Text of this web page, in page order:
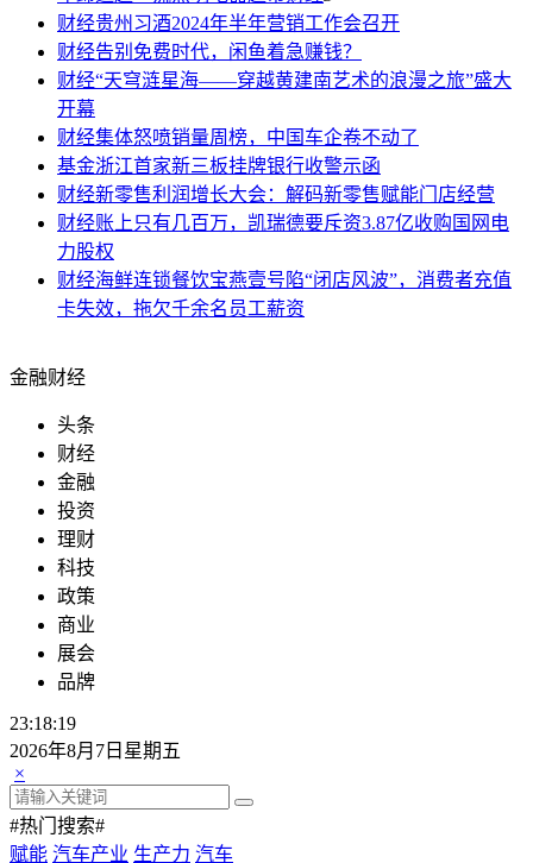
财经贵州习酒2024年半年营销工作会召开
财经告别免费时代，闲鱼着急赚钱？
财经“天穹涟星海——穿越黄建南艺术的浪漫之旅”盛大
开幕
财经集体怒喷销量周榜，中国车企卷不动了
基金浙江首家新三板挂牌银行收警示函
财经新零售利润增长大会：解码新零售赋能门店经营
财经账上只有几百万，凯瑞德要斥资3.87亿收购国网电
力股权
财经海鲜连锁餐饮宝燕壹号陷“闭店风波”，消费者充值
卡失效，拖欠千余名员工薪资
金融财经
头条
财经
金融
投资
理财
科技
政策
商业
展会
品牌
23:18:19
2026年8月7日星期五
×
#热门搜索#
赋能 汽车产业 生产力 汽车